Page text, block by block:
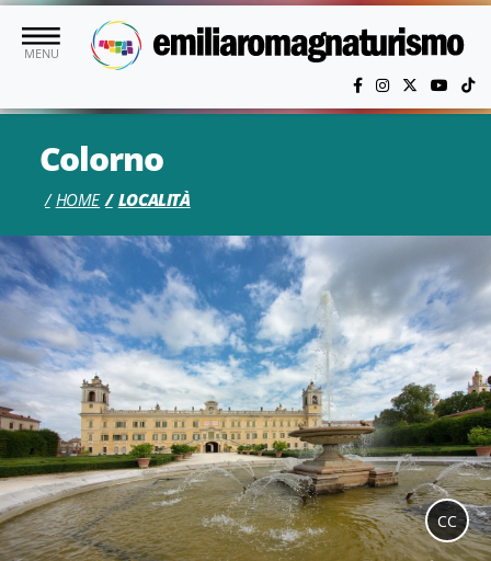
Vai al contenuto principale
MENU
Colorno
HOME LOCALITÀ
CC